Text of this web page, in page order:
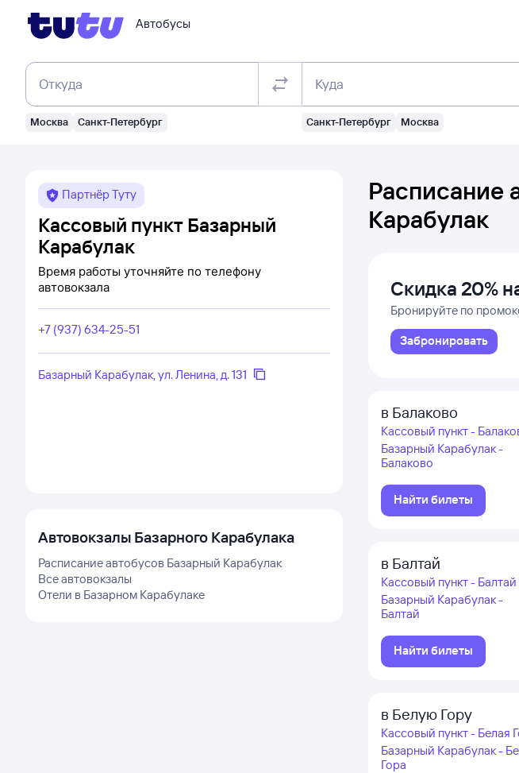
Автобусы
Откуда
Москва Санкт-Петербург
Куда
Санкт-Петербург Москва
Партнёр Туту
Кассовый пункт Базарный
Карабулак
Время работы уточняйте по телефону
автовокзала
+7 (937) 634-25-51
Базарный Карабулак, ул. Ленина, д. 131
Расписание
Карабулак
Скидка 20%
и Даламане
Бронируйте по
Забронировать
в Балаково
Кассовый пункт -
Базарный Карабулак -
Балаково
Найти билеты
в Балтай
Кассовый пункт - Балтай
Базарный Карабулак -
Балтай
Найти билеты
в Белую Гору
Кассовый пункт - Белая
Базарный Карабулак -
Гора
Автовокзалы Базарного Карабулака
Расписание автобусов Базарный Карабулак
Все автовокзалы
Отели в Базарном Карабулаке